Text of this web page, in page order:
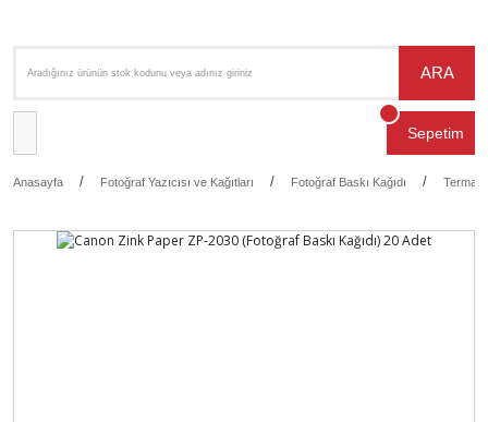
ARA
Sepetim
Anasayfa Fotoğraf Yazıcısı ve Kağıtları Fotoğraf Baskı Kağıdı Termal